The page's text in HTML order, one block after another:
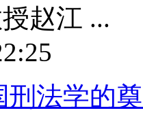
赵江 ...
刑法学的